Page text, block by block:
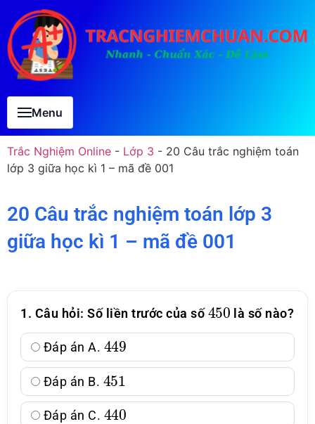
Menu
Trắc Nghiệm Online - Lớp 3 - 20 Câu trắc nghiệm toán
lớp 3 giữa học kì 1 – mã đề 001
20 Câu trắc nghiệm toán lớp 3
giữa học kì 1 – mã đề 001
1. Câu hỏi: Số liền trước của số
450
là số nào?
Đáp án A.
449
Đáp án B.
451
Đáp án C.
440